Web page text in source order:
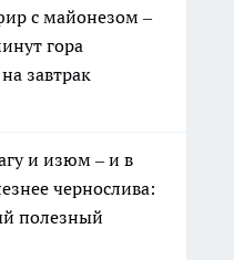
с майонезом –
гора
завтрак
и изюм – и в
чернослива:
полезный